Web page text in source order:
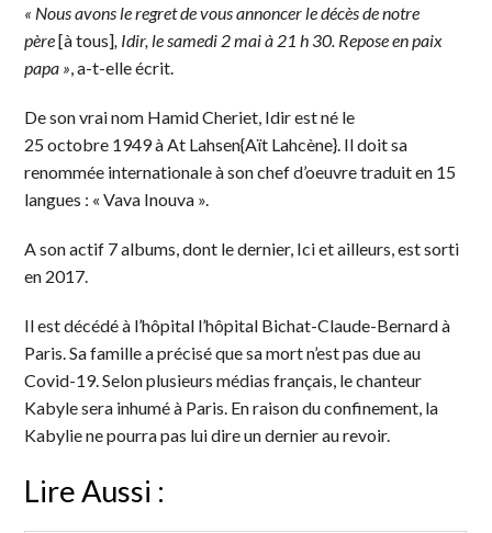
« Nous avons le regret de vous annoncer le décès de notre
père[à tous], Idir, le samedi 2 mai à 21 h 30. Repose en paix
papa », a-t-elle écrit.
De son vrai nom Hamid Cheriet, Idir est né le
25 octobre 1949 à At Lahsen{Aït Lahcène}. Il doit sa
renommée internationale à son chef d’oeuvre traduit en 15
langues : « Vava Inouva ».
A son actif 7 albums, dont le dernier, Ici et ailleurs, est sorti
en 2017.
Il est décédé à l’hôpital l’hôpital Bichat-Claude-Bernard à
Paris. Sa famille a précisé que sa mort n’est pas due au
Covid-19. Selon plusieurs médias français, le chanteur
Kabyle sera inhumé à Paris. En raison du confinement, la
Kabylie ne pourra pas lui dire un dernier au revoir.
Lire Aussi :